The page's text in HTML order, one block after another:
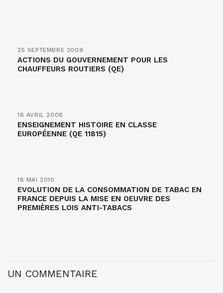
25 SEPTEMBRE 2009
ACTIONS DU GOUVERNEMENT POUR LES
CHAUFFEURS ROUTIERS (QE)
16 AVRIL 2008
ENSEIGNEMENT HISTOIRE EN CLASSE
EUROPÉENNE (QE 11815)
18 MAI 2010
EVOLUTION DE LA CONSOMMATION DE TABAC EN
FRANCE DEPUIS LA MISE EN OEUVRE DES
PREMIÈRES LOIS ANTI-TABACS
UN COMMENTAIRE